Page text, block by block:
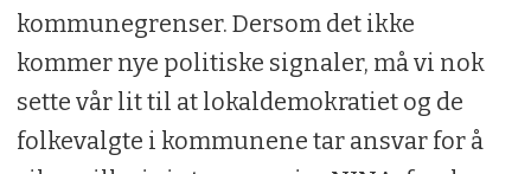
kommunegrenser. Dersom det ikke
kommer nye politiske signaler, må vi nok
sette vår lit til at lokaldemokratiet og de
folkevalgte i kommunene tar ansvar for å